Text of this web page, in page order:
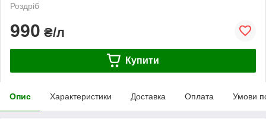
Роздріб
990 ₴/л
Купити
Опис Характеристики Доставка Оплата Умови